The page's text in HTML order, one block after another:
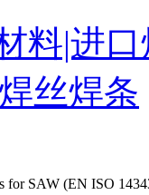
料|进
丝焊条
for SAW (EN ISO